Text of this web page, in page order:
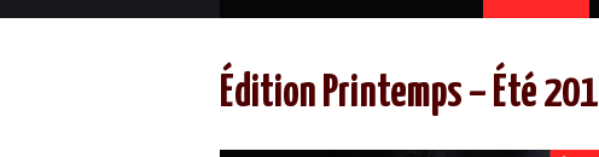
Édition Printemps – Été